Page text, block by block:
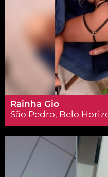
Rainha Gio
São Pedro, Belo